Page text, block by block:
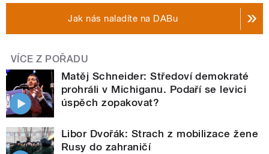
Jak nás naladíte na DABu
VÍCE Z POŘADU
Matěj Schneider: Středoví demokraté
prohráli v Michiganu. Podaří se levici
úspěch zopakovat?
Libor Dvořák: Strach z mobilizace žene
Rusy do zahraničí